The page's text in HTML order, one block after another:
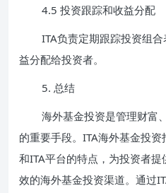
4.5 投资跟踪和收益分配
ITA负责定期跟踪投资组
益分配给投资者。
5. 总结
海外基金投资是管理财富
的重要手段。ITA海外基金投
和ITA平台的特点，为投资者
效的海外基金投资渠道。通过